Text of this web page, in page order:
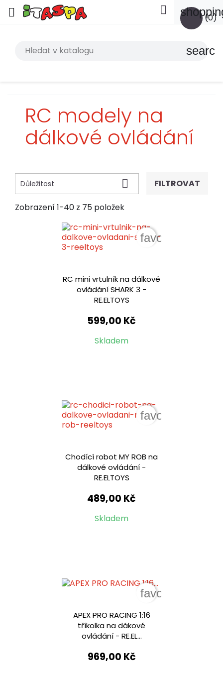
 (0)

search
RC modely na
dálkové ovládání
Důležitost  FILTROVAT
Zobrazení 1-40 z 75 položek
RC mini vrtulník na dálkové
ovládání SHARK 3 -
RE.ELTOYS
599,00 Kč
Skladem
favorite_border
Chodící robot MY ROB na
dálkové ovládání -
RE.ELTOYS
489,00 Kč
Skladem
favorite_border
APEX PRO RACING 1:16
tříkolka na dákové
ovládání - RE.EL...
969,00 Kč
favorite_border